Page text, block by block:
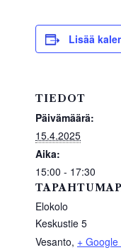
e
b
o
k
Lisää
TIEDOT
Päivämäärä:
15.4.2025
Aika:
15:00 - 17:30
Elokolo
Keskustie 5
Vesanto, +